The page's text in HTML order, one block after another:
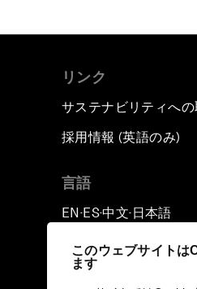
このウェブサイトは
ます
リンク
サステナビリティへ
採用情報 (英語のみ)
言語
EN ▪ ES▪中文▪ 日本語